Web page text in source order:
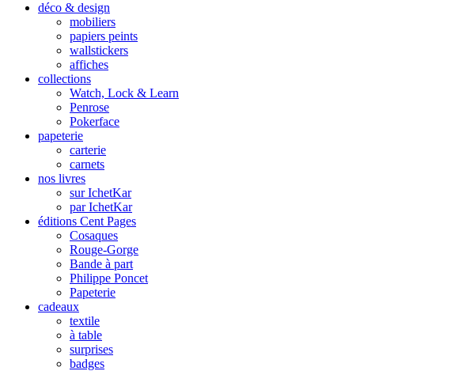
déco & design
mobiliers
papiers peints
wallstickers
affiches
collections
Watch, Lock & Learn
Penrose
Pokerface
papeterie
carterie
carnets
nos livres
sur IchetKar
par IchetKar
éditions Cent Pages
Cosaques
Rouge-Gorge
Bande à part
Philippe Poncet
Papeterie
cadeaux
textile
à table
surprises
badges